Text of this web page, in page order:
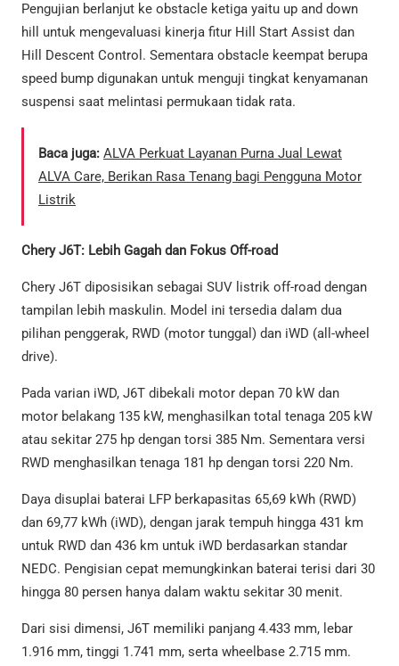
Pengujian berlanjut ke obstacle ketiga yaitu up and down
hill untuk mengevaluasi kinerja fitur Hill Start Assist dan
Hill Descent Control. Sementara obstacle keempat berupa
speed bump digunakan untuk menguji tingkat kenyamanan
suspensi saat melintasi permukaan tidak rata.
Baca juga: ALVA Perkuat Layanan Purna Jual Lewat
ALVA Care, Berikan Rasa Tenang bagi Pengguna Motor
Listrik
Chery J6T: Lebih Gagah dan Fokus Off-road
Chery J6T diposisikan sebagai SUV listrik off-road dengan
tampilan lebih maskulin. Model ini tersedia dalam dua
pilihan penggerak, RWD (motor tunggal) dan iWD (all-wheel
drive).
Pada varian iWD, J6T dibekali motor depan 70 kW dan
motor belakang 135 kW, menghasilkan total tenaga 205 kW
atau sekitar 275 hp dengan torsi 385 Nm. Sementara versi
RWD menghasilkan tenaga 181 hp dengan torsi 220 Nm.
Daya disuplai baterai LFP berkapasitas 65,69 kWh (RWD)
dan 69,77 kWh (iWD), dengan jarak tempuh hingga 431 km
untuk RWD dan 436 km untuk iWD berdasarkan standar
NEDC. Pengisian cepat memungkinkan baterai terisi dari 30
hingga 80 persen hanya dalam waktu sekitar 30 menit.
Dari sisi dimensi, J6T memiliki panjang 4.433 mm, lebar
1.916 mm, tinggi 1.741 mm, serta wheelbase 2.715 mm.